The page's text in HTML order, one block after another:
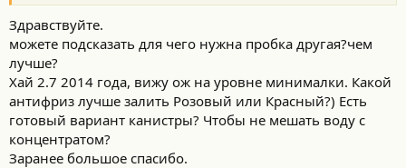
Здравствуйте.
можете подсказать для чего нужна пробка другая?чем
лучше?
Хай 2.7 2014 года, вижу ож на уровне минималки. Какой
антифриз лучше залить Розовый или Красный?) Есть
готовый вариант канистры? Чтобы не мешать воду с
концентратом?
Заранее большое спасибо.